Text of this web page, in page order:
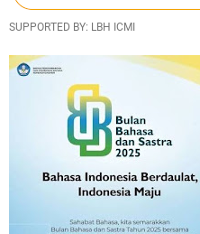
SUPPORTED BY: LBH ICMI